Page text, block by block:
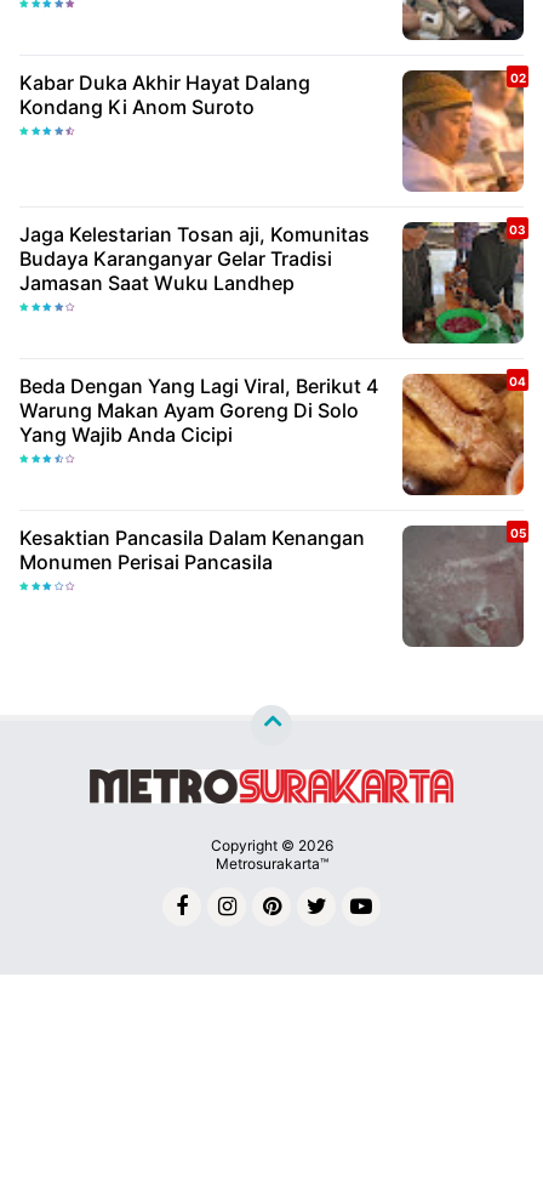
Kabar Duka Akhir Hayat Dalang
Kondang Ki Anom Suroto
Jaga Kelestarian Tosan aji, Komunitas
Budaya Karanganyar Gelar Tradisi
Jamasan Saat Wuku Landhep
Beda Dengan Yang Lagi Viral, Berikut 4
Warung Makan Ayam Goreng Di Solo
Yang Wajib Anda Cicipi
Kesaktian Pancasila Dalam Kenangan
Monumen Perisai Pancasila
Copyright © 2026
Metrosurakarta™